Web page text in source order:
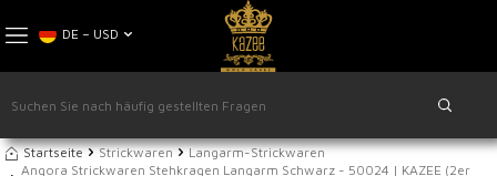
DE − USD
Startseite Strickwaren
Langarm-Strickwaren
Angora Strickwaren Stehkragen Langarm Schwarz - 50024 | KAZEE (2er